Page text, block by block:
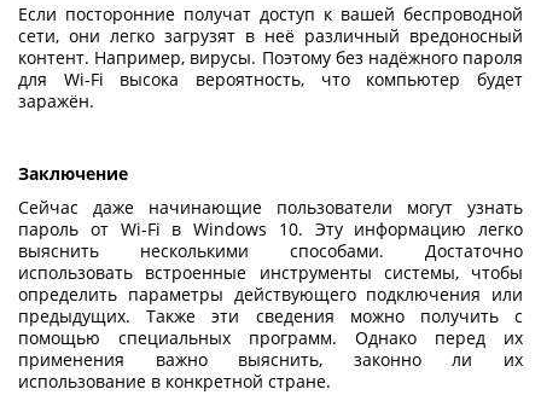
Если посторонние получат доступ к вашей беспроводной
сети, они легко загрузят в неё различный вредоносный
контент. Например, вирусы. Поэтому без надёжного пароля
для Wi-Fi высока вероятность, что компьютер будет
заражён.
Заключение
Сейчас даже начинающие пользователи могут узнать
пароль от Wi-Fi в Windows 10. Эту информацию легко
выяснить несколькими способами. Достаточно
использовать встроенные инструменты системы, чтобы
определить параметры действующего подключения или
предыдущих. Также эти сведения можно получить с
помощью специальных программ. Однако перед их
применения важно выяснить, законно ли их
использование в конкретной стране.